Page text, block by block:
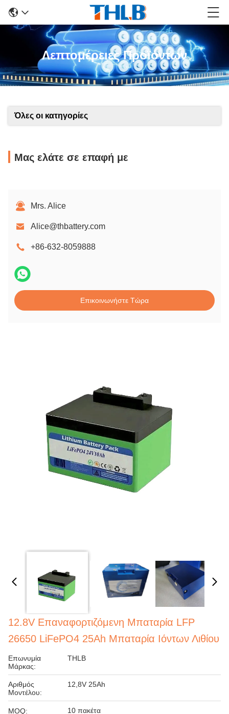
Λεπτομέρειες Προϊόντων
Όλες οι κατηγορίες
Μας ελάτε σε επαφή με
Mrs. Alice
Alice@thbattery.com
+86-632-8059888
Επικοινωνήστε Τώρα
12.8V Επαναφορτιζόμενη Μπαταρία LFP
26650 LiFePO4 25Ah Μπαταρία Ιόντων Λιθίου
Επωνυμία
Μάρκας:
THLB
Αριθμός
Μοντέλου:
12,8V 25Ah
MOQ: 10 πακέτα